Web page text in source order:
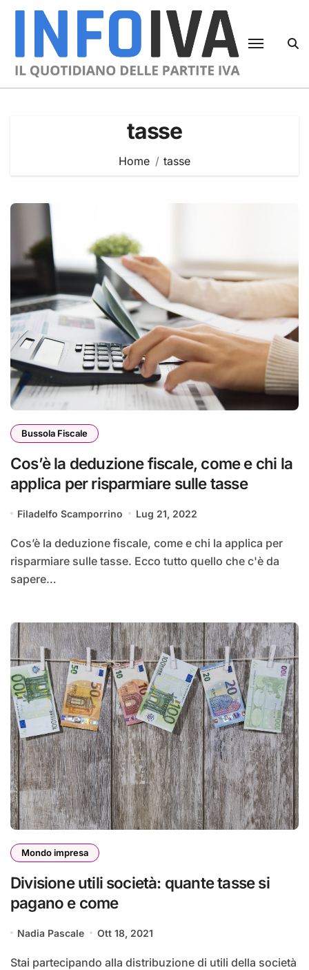
Skip
tasse
Home tasse
Bussola Fiscale
Cos’è la deduzione fiscale, come e chi la
applica per risparmiare sulle tasse
Filadelfo Scamporrino Lug 21, 2022
Cos’è la deduzione fiscale, come e chi la applica per
risparmiare sulle tasse. Ecco tutto quello che c'è da
sapere…
Mondo impresa
Divisione utili società: quante tasse si
pagano e come
Nadia Pascale Ott 18, 2021
Stai partecipando alla distribuzione di utili della società